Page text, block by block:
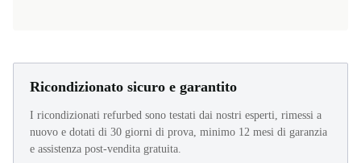
Ricondizionato sicuro e garantito
I ricondizionati refurbed sono testati dai nostri esperti, rimessi a
nuovo e dotati di 30 giorni di prova, minimo 12 mesi di garanzia
e assistenza post-vendita gratuita.